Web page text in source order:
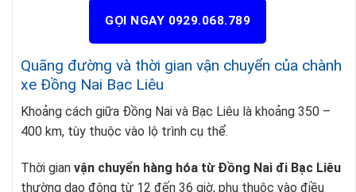
GỌI NGAY 0929.068.789
Quãng đường và thời gian vận chuyển của chành
xe Đồng Nai Bạc Liêu
Khoảng cách giữa Đồng Nai và Bạc Liêu là khoảng 350 –
400 km, tùy thuộc vào lộ trình cụ thể.
Thời gian vận chuyển hàng hóa từ Đồng Nai đi Bạc Liêu
thường dao động từ 12 đến 36 giờ, phụ thuộc vào điều